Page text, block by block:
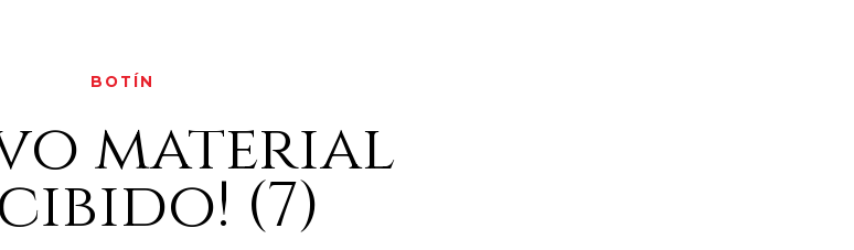
BOTÍN
material
(7)